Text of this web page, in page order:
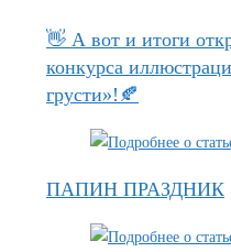
👋 А вот и итоги
конкурса
грусти»!🍂
ПАПИН ПРАЗДНИК